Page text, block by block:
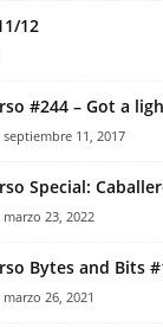
12
#244 – Got a
septiembre 11, 2017
Special:
marzo 23, 2022
Bytes and Bits
marzo 26, 2021